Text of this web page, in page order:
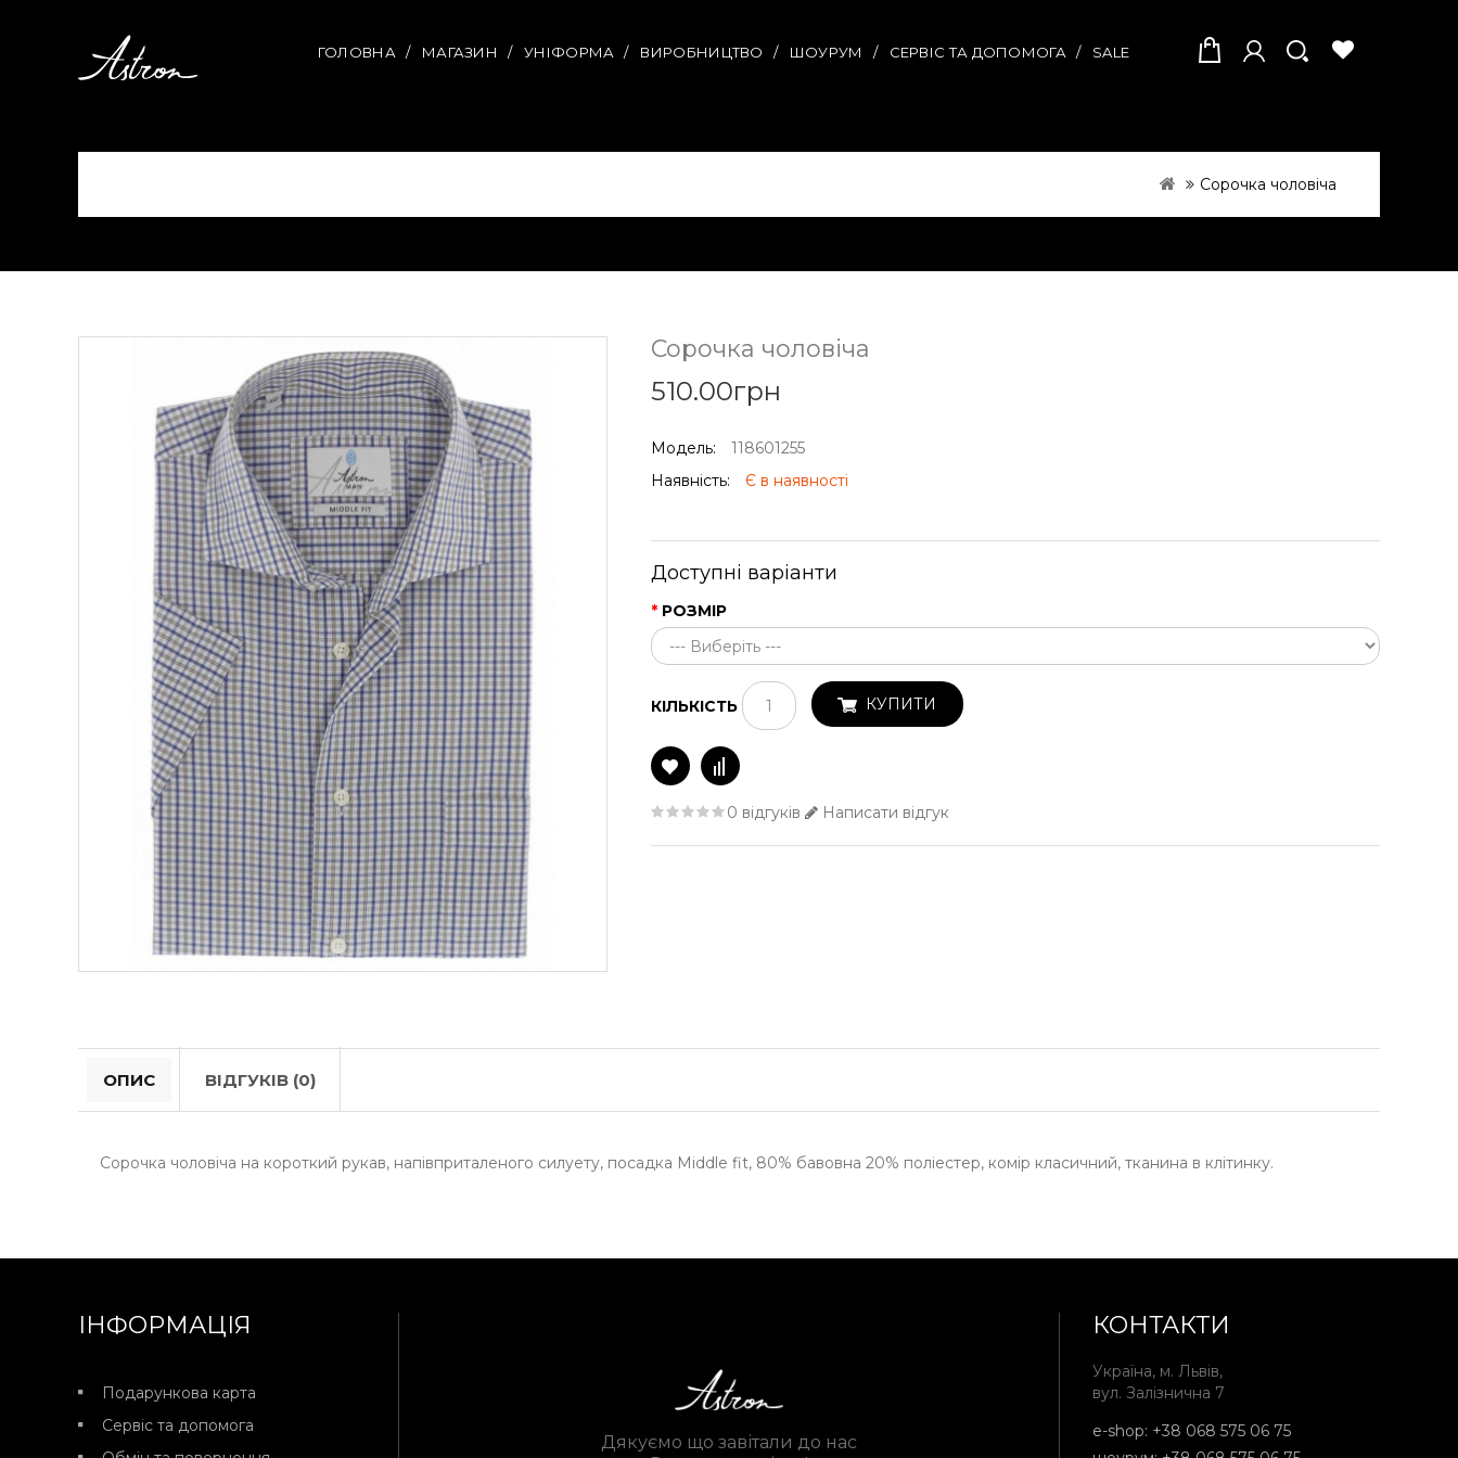
ГОЛОВНА МАГАЗИН УНІФОРМА ВИРОБНИЦТВО ШОУРУМ СЕРВІС ТА ДОПОМОГА SALE
Сорочка чоловіча
Сорочка чоловіча
510.00грн
Модель:
118601255
Наявність:
Є в наявності
Доступні варіанти
РОЗМІР
КІЛЬКІСТЬ КУПИТИ
0 відгуків Написати відгук
ОПИС ВІДГУКІВ (0)
Сорочка чоловіча на короткий рукав, напівприталеного силуету, посадка Middle fit, 80% бавовна 20% поліестер, комір класичний, тканина в клітинку.
ІНФОРМАЦІЯ
Подарункова карта
Сервіс та допомога
Дякуємо що завітали до нас
КОНТАКТИ
Україна, м. Львів,
вул. Залізнична 7
e-shop: +38 068 575 06 75